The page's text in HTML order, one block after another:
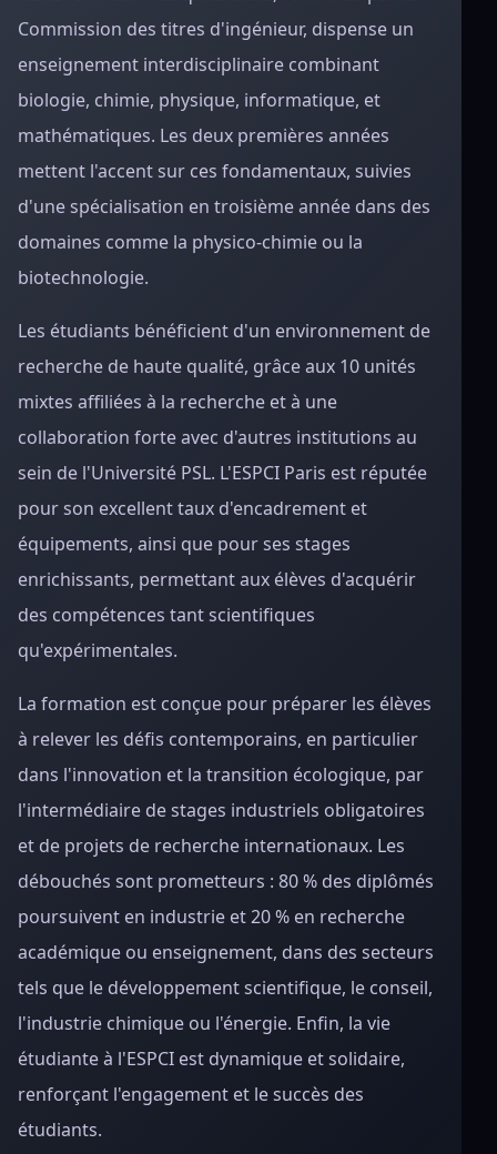
Commission des titres d'ingénieur, dispense un
enseignement interdisciplinaire combinant
biologie, chimie, physique, informatique, et
mathématiques. Les deux premières années
mettent l'accent sur ces fondamentaux, suivies
d'une spécialisation en troisième année dans des
domaines comme la physico-chimie ou la
biotechnologie.
Les étudiants bénéficient d'un environnement de
recherche de haute qualité, grâce aux 10 unités
mixtes affiliées à la recherche et à une
collaboration forte avec d'autres institutions au
sein de l'Université PSL. L'ESPCI Paris est réputée
pour son excellent taux d'encadrement et
équipements, ainsi que pour ses stages
enrichissants, permettant aux élèves d'acquérir
des compétences tant scientifiques
qu'expérimentales.
La formation est conçue pour préparer les élèves
à relever les défis contemporains, en particulier
dans l'innovation et la transition écologique, par
l'intermédiaire de stages industriels obligatoires
et de projets de recherche internationaux. Les
débouchés sont prometteurs : 80 % des diplômés
poursuivent en industrie et 20 % en recherche
académique ou enseignement, dans des secteurs
tels que le développement scientifique, le conseil,
l'industrie chimique ou l'énergie. Enfin, la vie
étudiante à l'ESPCI est dynamique et solidaire,
renforçant l'engagement et le succès des
étudiants.